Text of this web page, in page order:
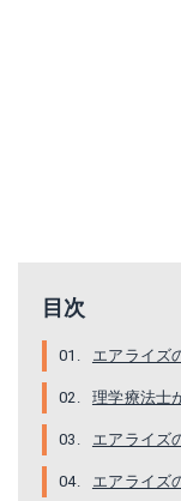
目次
エアライズ
理学療法士
エアライズ
エアライズ